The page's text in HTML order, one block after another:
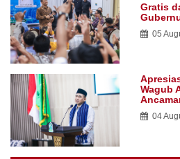
Gratis
05
Wagub
04